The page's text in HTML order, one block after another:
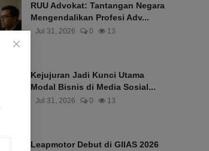
RUU Advokat: Tantangan Negara
Mengendalikan Profesi Adv...
Jul 31, 2026 0 13
Kejujuran Jadi Kunci Utama
Modal Bisnis di Media Sosial...
Jul 31, 2026 0 13
Leapmotor Debut di GIIAS 2026